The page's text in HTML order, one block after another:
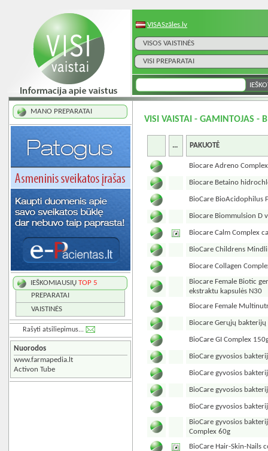
VISASzāles.lv
VISOS VAISTINĖS
VISI PREPARATAI
MANO PREPARATAI
IEŠKOMIAUSIŲ TOP 5
PREPARATAI
VAISTINĖS
Rašyti atsiliepimus...
Nuorodos
www.farmapedia.lt
Activon Tube
VISI VAISTAI - GAMINTOJAS -
... PAKUOTĖ
Biocare Adreno
Biocare Betaino
BioCare BioAcidophilus
Biocare Biommulsion D
Biocare Calm Complex
BioCare Childrens
Biocare Collagen
Biocare Female Biotic
ekstraktu kapsulės N30
Biocare Female
Biocare Gerųjų
BioCare GI Complex
BioCare gyvosios
BioCare gyvosios
BioCare gyvosios
BioCare gyvosios
BioCare gyvosios
Complex 60g
BioCare Hair-Skin-Nails